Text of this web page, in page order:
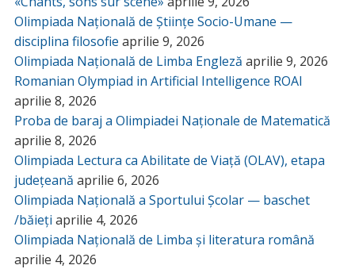
Olimpiada Națională de Științe Socio-Umane —
disciplina filosofie aprilie 9, 2026
Olimpiada Națională de Limba Engleză aprilie 9, 2026
Romanian Olympiad in Artificial Intelligence ROAI
aprilie 8, 2026
Proba de baraj a Olimpiadei Naționale de Matematică
aprilie 8, 2026
Olimpiada Lectura ca Abilitate de Viață (OLAV), etapa
județeană aprilie 6, 2026
Olimpiada Națională a Sportului Școlar — baschet
/băieți aprilie 4, 2026
Olimpiada Națională de Limba și literatura română
aprilie 4, 2026